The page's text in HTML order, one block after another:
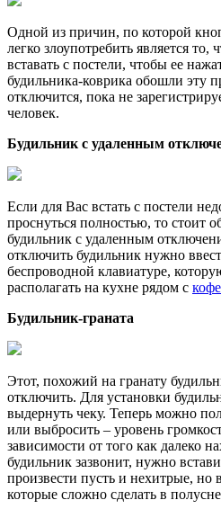
Одной из причин, по которой
легко злоупотребить является то,
вставать с постели, чтобы ее
будильника-коврика обошли эту
отключится, пока не
человек.
Будильник с удаленным
Если для Вас встать с постели
проснуться полностью, то стоит
будильник с удаленным
отключить будильник нужно
беспроводной клавиатуре,
располагать на кухне рядом с
Будильник-граната
Этот, похожий на гранату
отключить. Для установки
выдернуть чеку. Теперь можно
или выбросить – уровень
зависимости от того как далеко
будильник зазвонит, нужно
произвести пусть и нехитрые, но
которые сложно сделать в